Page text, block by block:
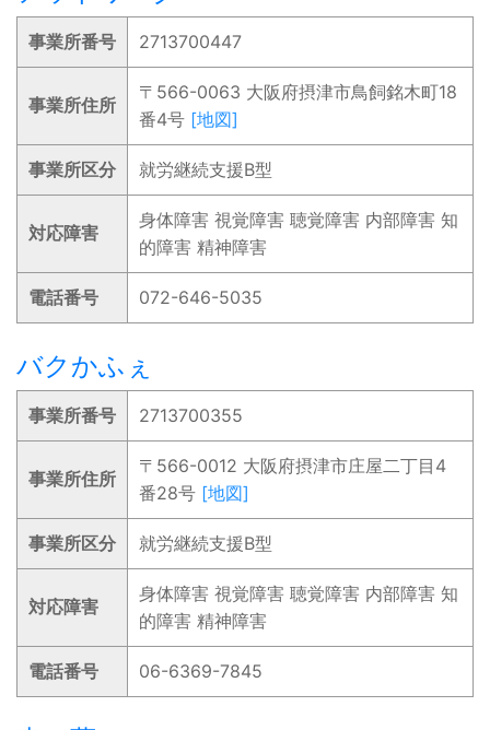
事業所番号 2713700447
事業所住所
〒566-0063 大阪府摂津市鳥飼銘木町18
番4号 [地図]
事業所区分 就労継続支援B型
対応障害
身体障害 視覚障害 聴覚障害 内部障害 知
的障害 精神障害
電話番号 072-646-5035
バクかふぇ
事業所番号 2713700355
事業所住所
〒566-0012 大阪府摂津市庄屋二丁目4
番28号 [地図]
事業所区分 就労継続支援B型
対応障害
身体障害 視覚障害 聴覚障害 内部障害 知
的障害 精神障害
電話番号 06-6369-7845